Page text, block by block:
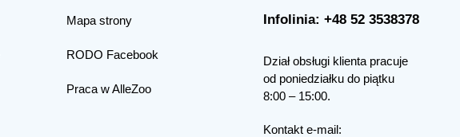
Mapa strony
RODO Facebook
Praca w AlleZoo
Infolinia: +48 52 3538378
Dział obsługi klienta pracuje
od poniedziałku do piątku
8:00 – 15:00.
Kontakt e-mail: